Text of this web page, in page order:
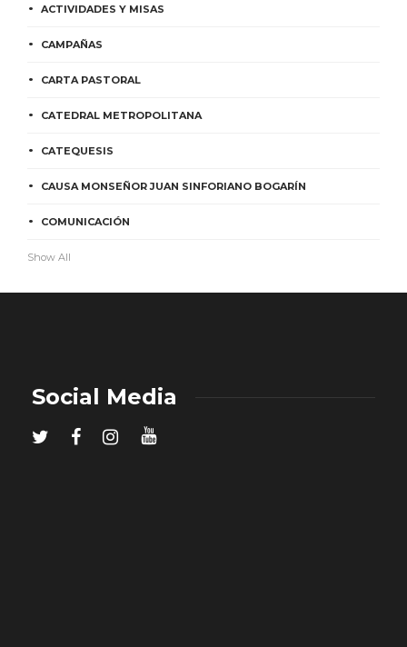
ACTIVIDADES Y MISAS
CAMPAÑAS
CARTA PASTORAL
CATEDRAL METROPOLITANA
CATEQUESIS
CAUSA MONSEÑOR JUAN SINFORIANO BOGARÍN
COMUNICACIÓN
Show All
Social Media